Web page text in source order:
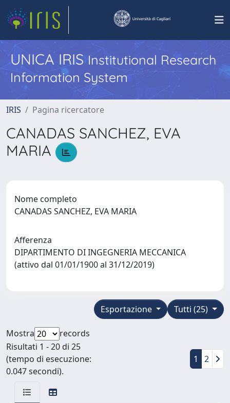
UNICA IRISInstitutional Research
Information System
IRIS Pagina ricercatore
CANADAS SANCHEZ, EVA
MARIA
Nome completo
CANADAS SANCHEZ, EVA MARIA
Afferenza
DIPARTIMENTO DI INGEGNERIA MECCANICA
(attivo dal 01/01/1900 al 31/12/2019)
Tutti (25)
Esportazione
Mostra
records
Risultati 1 - 20 di 25
(tempo di esecuzione:
0.047 secondi).
1 2